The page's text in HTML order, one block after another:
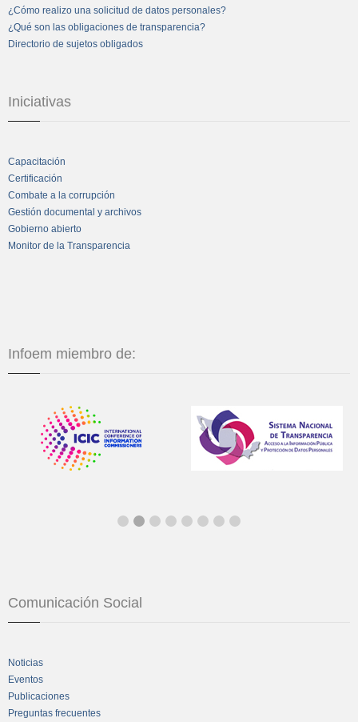
¿Cómo realizo una solicitud de datos personales?
¿Qué son las obligaciones de transparencia?
Directorio de sujetos obligados
Iniciativas
Capacitación
Certificación
Combate a la corrupción
Gestión documental y archivos
Gobierno abierto
Monitor de la Transparencia
Infoem miembro de:
Comunicación Social
Noticias
Eventos
Publicaciones
Preguntas frecuentes